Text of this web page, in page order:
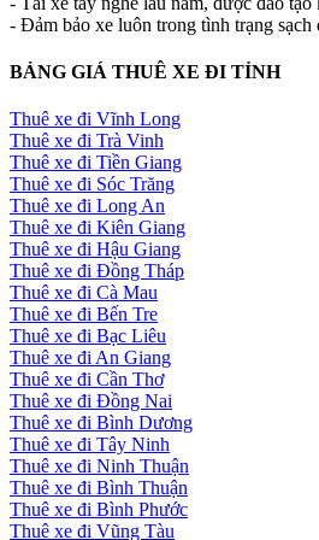
- Đảm bảo xe luôn trong tình trạng
BẢNG GIÁ THUÊ XE ĐI TỈNH
Thuê xe đi Vĩnh Long
Thuê xe đi Trà Vinh
Thuê xe đi Tiền Giang
Thuê xe đi Sóc Trăng
Thuê xe đi Long An
Thuê xe đi Kiên Giang
Thuê xe đi Hậu Giang
Thuê xe đi Đồng Tháp
Thuê xe đi Cà Mau
Thuê xe đi Bến Tre
Thuê xe đi Bạc Liêu
Thuê xe đi An Giang
Thuê xe đi Cần Thơ
Thuê xe đi Đồng Nai
Thuê xe đi Bình Dương
Thuê xe đi Tây Ninh
Thuê xe đi Ninh Thuận
Thuê xe đi Bình Thuận
Thuê xe đi Bình Phước
Thuê xe đi Vũng Tàu